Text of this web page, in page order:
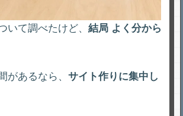
いて調べたけど、結局 よく分から
があるなら、サイト作りに集中し